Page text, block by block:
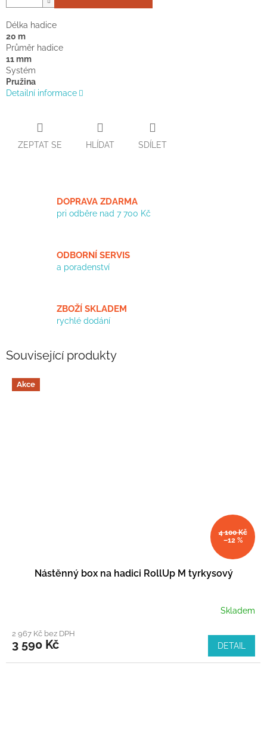
Délka hadice
20 m
Průměr hadice
11 mm
Systém
Pružina
Detailní informace
ZEPTAT SE HLÍDAT SDÍLET
DOPRAVA ZDARMA
pri odběre nad 7 700 Kč
ODBORNÍ SERVIS
a poradenství
ZBOŽÍ SKLADEM
rychlé dodání
Související produkty
Akce
4 100 Kč
–12 %
Nástěnný box na hadici RollUp M tyrkysový
Skladem
2 967 Kč bez DPH
3 590 Kč DETAIL